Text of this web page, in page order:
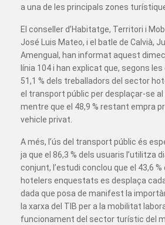
a una de les principals zones
El conseller d’Habitatge, Territori i
José Luis Mateo, i el batle de Calvià,
Amengual, han informat aquest
línia 104 i han explicat que, segons les
51,1 % dels treballadors del sector
el transport públic per desplaçar-se al
mentre que el 48,9 % restant empra
vehicle privat.
A més, l’ús del transport públic és
ja que el 86,3 % dels usuaris l’utilitza
conjunt, l’estudi conclou que el 43,6
hotelers enquestats es desplaça
dada que posa de manifest la
la xarxa del TIB per a la mobilitat
funcionament del sector turístic del